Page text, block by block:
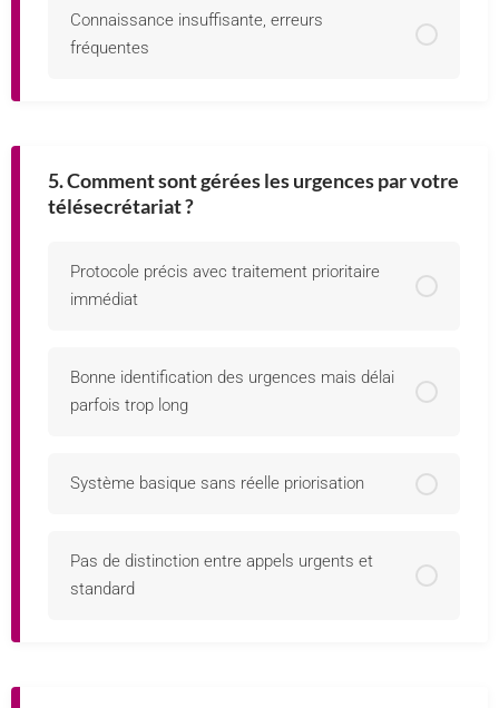
Connaissance insuffisante, erreurs
fréquentes
5. Comment sont gérées les urgences par votre
télésecrétariat ?
Protocole précis avec traitement prioritaire
immédiat
Bonne identification des urgences mais délai
parfois trop long
Système basique sans réelle priorisation
Pas de distinction entre appels urgents et
standard